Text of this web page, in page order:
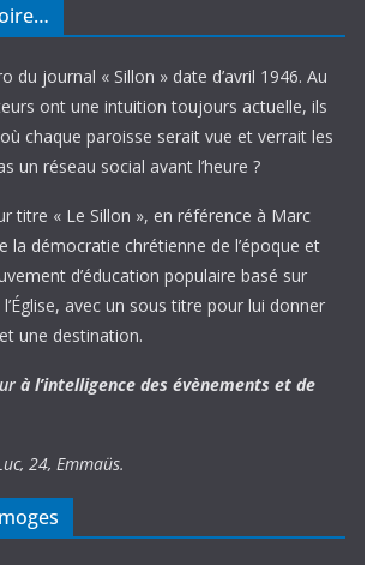
du journal « Sillon » date d’avril 1946. Au
ont une intuition toujours actuelle, ils
chaque paroisse serait vue et verrait les
un réseau social avant l’heure ?
titre « Le Sillon », en référence à Marc
la démocratie chrétienne de l’époque et
d’éducation populaire basé sur
avec un sous titre pour lui donner
une destination.
à l’intelligence des évènements et de
24, Emmaüs.